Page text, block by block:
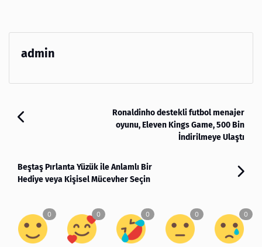
admin
Ronaldinho destekli futbol menajer
oyunu, Eleven Kings Game, 500 Bin
İndirilmeye Ulaştı
Beştaş Pırlanta Yüzük ile Anlamlı Bir
Hediye veya Kişisel Mücevher Seçin